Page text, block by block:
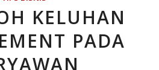
KELUHAN
PADA